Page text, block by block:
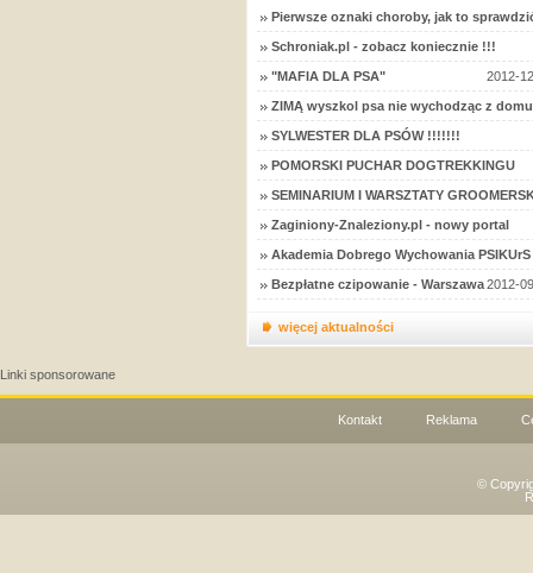
Pierwsze oznaki choroby, jak to
Schroniak.pl - zobacz koniecznie !!!
"MAFIA DLA PSA" 2012-
ZIMĄ wyszkol psa nie wychodząc z
SYLWESTER DLA PSÓW !!!!!!!
POMORSKI PUCHAR DOGTREKKINGU
SEMINARIUM I WARSZTATY
Zaginiony-Znaleziony.pl - nowy portal
Akademia Dobrego Wychowania
Bezpłatne czipowanie - Warszawa2012-
więcej aktualności
Linki sponsorowane
Kontakt Reklama
©